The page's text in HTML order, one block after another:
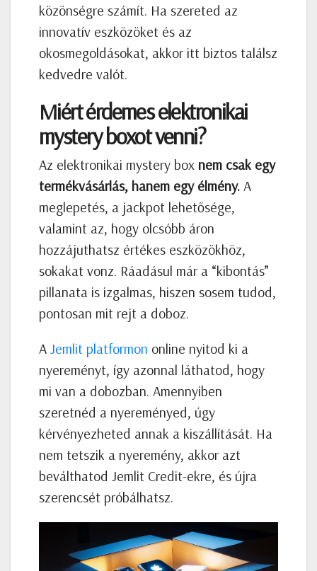
közönségre számít. Ha szereted az
innovatív eszközöket és az
okosmegoldásokat, akkor itt biztos találsz
kedvedre valót.
Miért érdemes elektronikai
mystery boxot venni?
Az elektronikai mystery box nem csak egy
termékvásárlás, hanem egy élmény. A
meglepetés, a jackpot lehetősége,
valamint az, hogy olcsóbb áron
hozzájuthatsz értékes eszközökhöz,
sokakat vonz. Ráadásul már a “kibontás”
pillanata is izgalmas, hiszen sosem tudod,
pontosan mit rejt a doboz.
A Jemlit platformon online nyitod ki a
nyereményt, így azonnal láthatod, hogy
mi van a dobozban. Amennyiben
szeretnéd a nyereményed, úgy
kérvényezheted annak a kiszállítását. Ha
nem tetszik a nyeremény, akkor azt
beválthatod Jemlit Credit-ekre, és újra
szerencsét próbálhatsz.